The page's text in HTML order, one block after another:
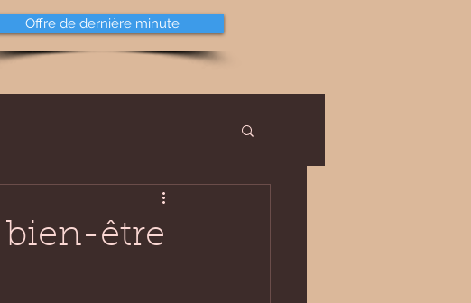
Offre de dernière minute
bien-être